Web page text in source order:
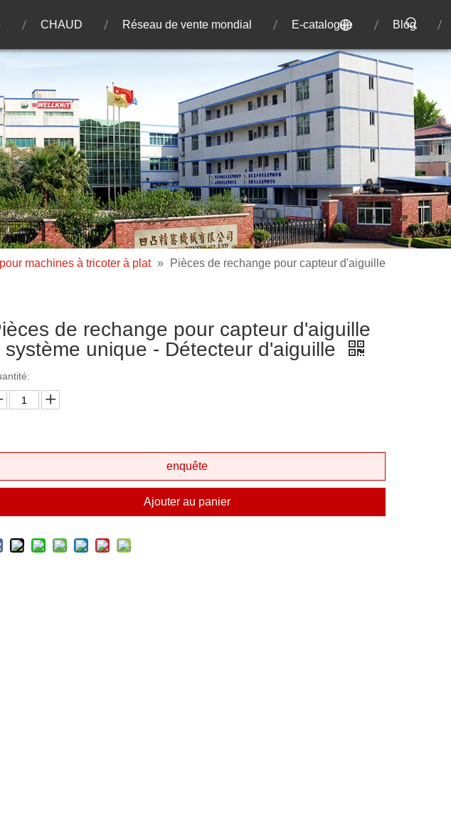
CHAUD Réseau de vente mondial E-catalogue Blog
machines à tricoter à plat »
Pièces de rechange pour capteur d'aiguille
de rechange pour capteur d'aiguille
système unique - Détecteur d'aiguille
enquête
Ajouter au panier